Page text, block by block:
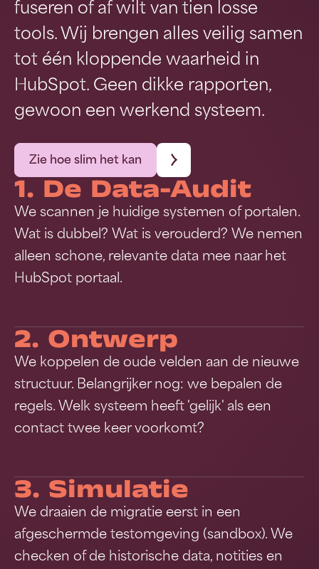
fuseren of af wilt van tien losse
tools. Wij brengen alles veilig samen
tot één kloppende waarheid in
HubSpot. Geen dikke rapporten,
gewoon een werkend systeem.
Zie hoe slim het kan
1. De Data-Audit
We scannen je huidige systemen of portalen.
Wat is dubbel? Wat is verouderd? We nemen
alleen schone, relevante data mee naar het
HubSpot portaal.
2. Ontwerp
We koppelen de oude velden aan de nieuwe
structuur. Belangrijker nog: we bepalen de
regels. Welk systeem heeft 'gelijk' als een
contact twee keer voorkomt?
3. Simulatie
We draaien de migratie eerst in een
afgeschermde testomgeving (sandbox). We
checken of de historische data, notities en